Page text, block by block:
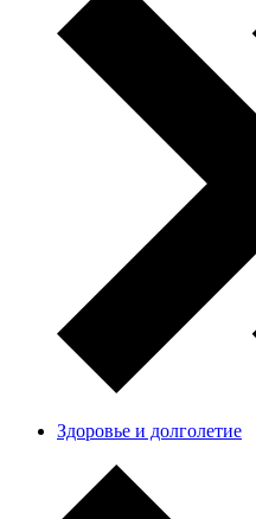
Здоровье и долголетие